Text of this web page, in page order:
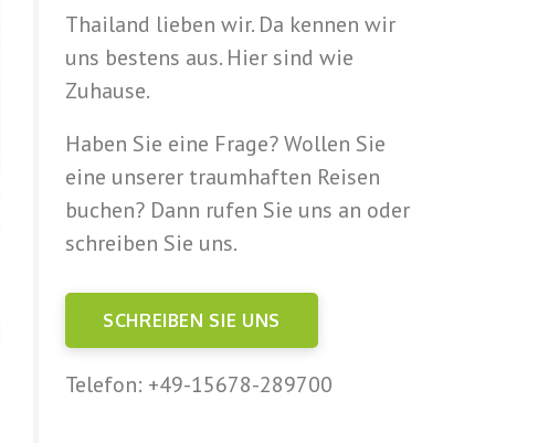
Thailand lieben wir. Da kennen wir
uns bestens aus. Hier sind wie
Zuhause.
Haben Sie eine Frage? Wollen Sie
eine unserer traumhaften Reisen
buchen? Dann rufen Sie uns an oder
schreiben Sie uns.
SCHREIBEN SIE UNS
Telefon: +49-15678-289700